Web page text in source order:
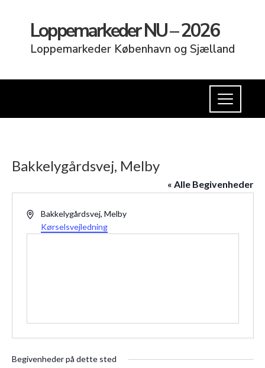
Loppemarkeder NU – 2026
Loppemarkeder København og Sjælland
Bakkelygårdsvej, Melby
« Alle Begivenheder
AdresseBakkelygårdsvej, Melby
Kørselsvejledning
Begivenheder på dette sted